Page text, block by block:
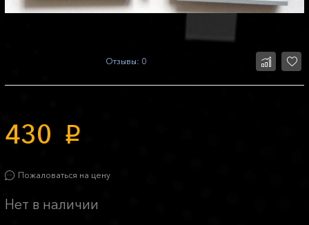
Отзывы: 0
430 p
Пожаловаться на цену
Нет в наличии